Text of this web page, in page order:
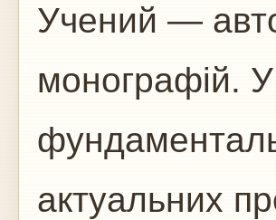
Учений —
монографій.
актуальних